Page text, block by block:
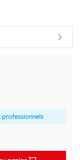
professionnels